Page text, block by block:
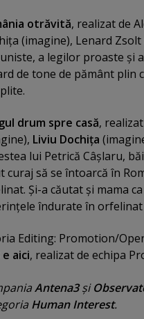
otrăvită, realizat de
(imagine), Lenard
a legilor proaste şi
de tone de pământ plin
drum spre casă,
Liviu Dochiţa
lui Petrică Câşlaru,
curaj să se întoarcă în
Şi-a căutat şi mama
îndurate în orfelinat
Editing: Promotion/
aici, realizat de echipa
Antena3şi
Human Interest.